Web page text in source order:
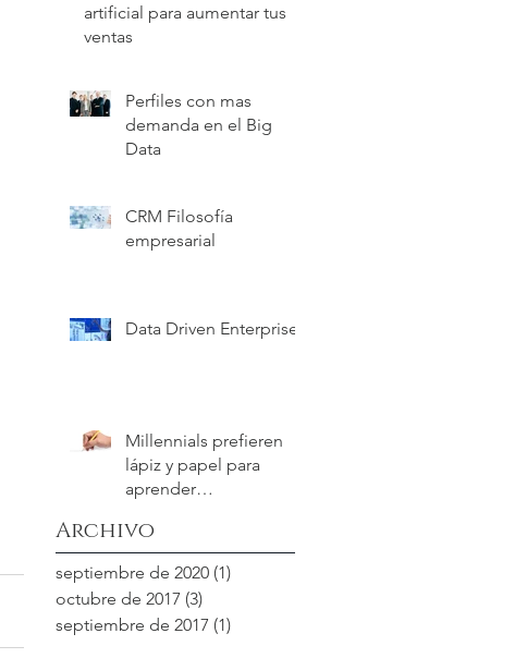
artificial para aumentar tus
ventas
Perfiles con mas
demanda en el Big
Data
CRM Filosofía
empresarial
Data Driven Enterprise
Millennials prefieren
lápiz y papel para
aprender
Archivo
septiembre de 2020 (1)
octubre de 2017 (3)
septiembre de 2017 (1)